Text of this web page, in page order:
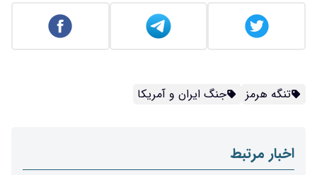
تنگه هرمز جنگ ایران و آمریکا
اخبار مرتبط